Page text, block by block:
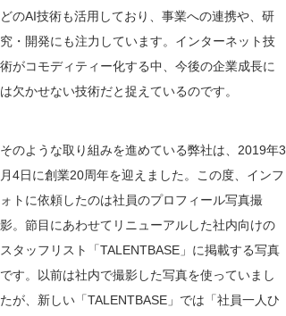
どのAI技術も活用しており、事業への連携や、研
究・開発にも注力しています。インターネット技
術がコモディティー化する中、今後の企業成長に
は欠かせない技術だと捉えているのです。
そのような取り組みを進めている弊社は、2019年3
月4日に創業20周年を迎えました。この度、インフ
ォトに依頼したのは社員のプロフィール写真撮
影。節目にあわせてリニューアルした社内向けの
スタッフリスト「TALENTBASE」に掲載する写真
です。以前は社内で撮影した写真を使っていまし
たが、新しい「TALENTBASE」では「社員一人ひ